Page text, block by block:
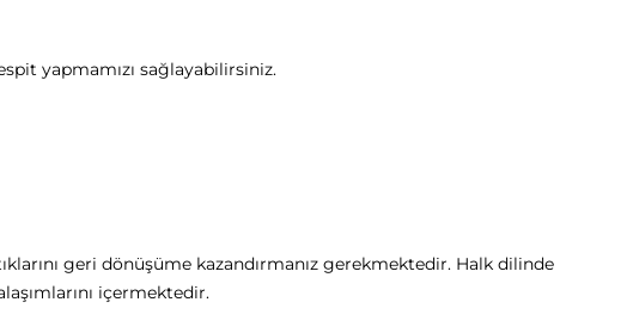
yapmamızı sağlayabilirsiniz.
geri dönüşüme kazandırmanız gerekmektedir. Halk dilinde
içermektedir.